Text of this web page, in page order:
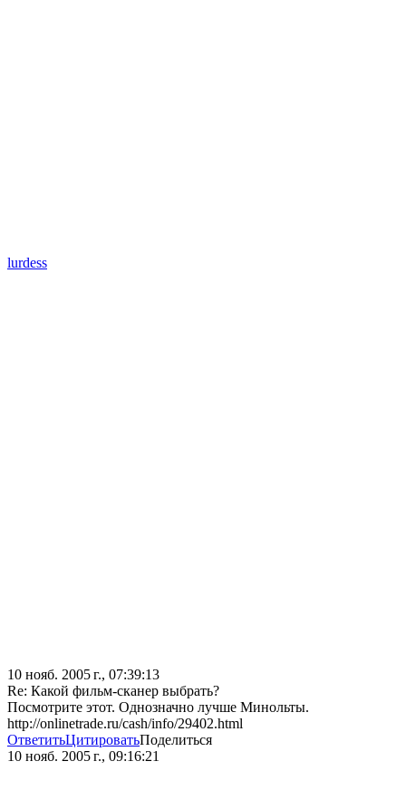
lurdess
10 нояб. 2005 г., 07:39:13
Re: Какой фильм-сканер выбрать?
Посмотрите этот. Однозначно лучше Минольты.
http://onlinetrade.ru/cash/info/29402.html
ОтветитьЦитироватьПоделиться
10 нояб. 2005 г., 09:16:21